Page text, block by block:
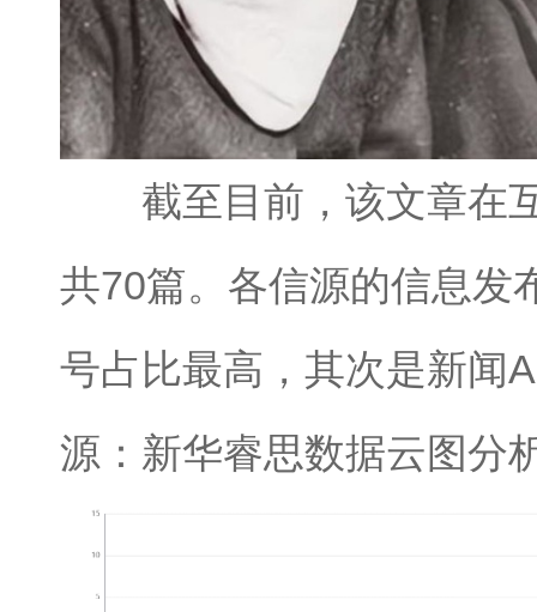
截至目前，该文章在
共70篇。各信源的信息发
号占比最高，其次是新闻
源：新华睿思数据云图分